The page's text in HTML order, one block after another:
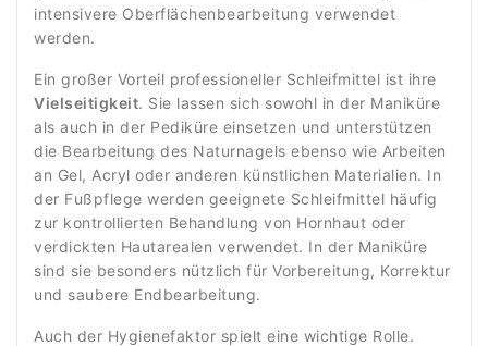
intensivere Oberflächenbearbeitung verwendet
werden.
Ein großer Vorteil professioneller Schleifmittel ist ihre
Vielseitigkeit. Sie lassen sich sowohl in der Maniküre
als auch in der Pediküre einsetzen und unterstützen
die Bearbeitung des Naturnagels ebenso wie Arbeiten
an Gel, Acryl oder anderen künstlichen Materialien. In
der Fußpflege werden geeignete Schleifmittel häufig
zur kontrollierten Behandlung von Hornhaut oder
verdickten Hautarealen verwendet. In der Maniküre
sind sie besonders nützlich für Vorbereitung, Korrektur
und saubere Endbearbeitung.
Auch der Hygienefaktor spielt eine wichtige Rolle.